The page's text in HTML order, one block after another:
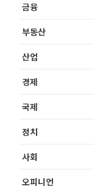
금융
부동산
산업
경제
국제
정치
사회
오피니언